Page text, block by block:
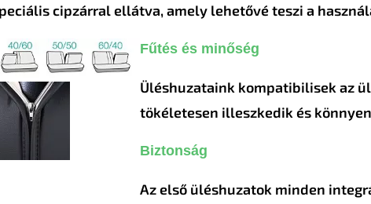
cipzárral ellátva, amely lehetővé teszi a
Fűtés és minőség
Üléshuzataink kompatibilisek az
tökéletesen illeszkedik és
Biztonság
Az első üléshuzatok minden